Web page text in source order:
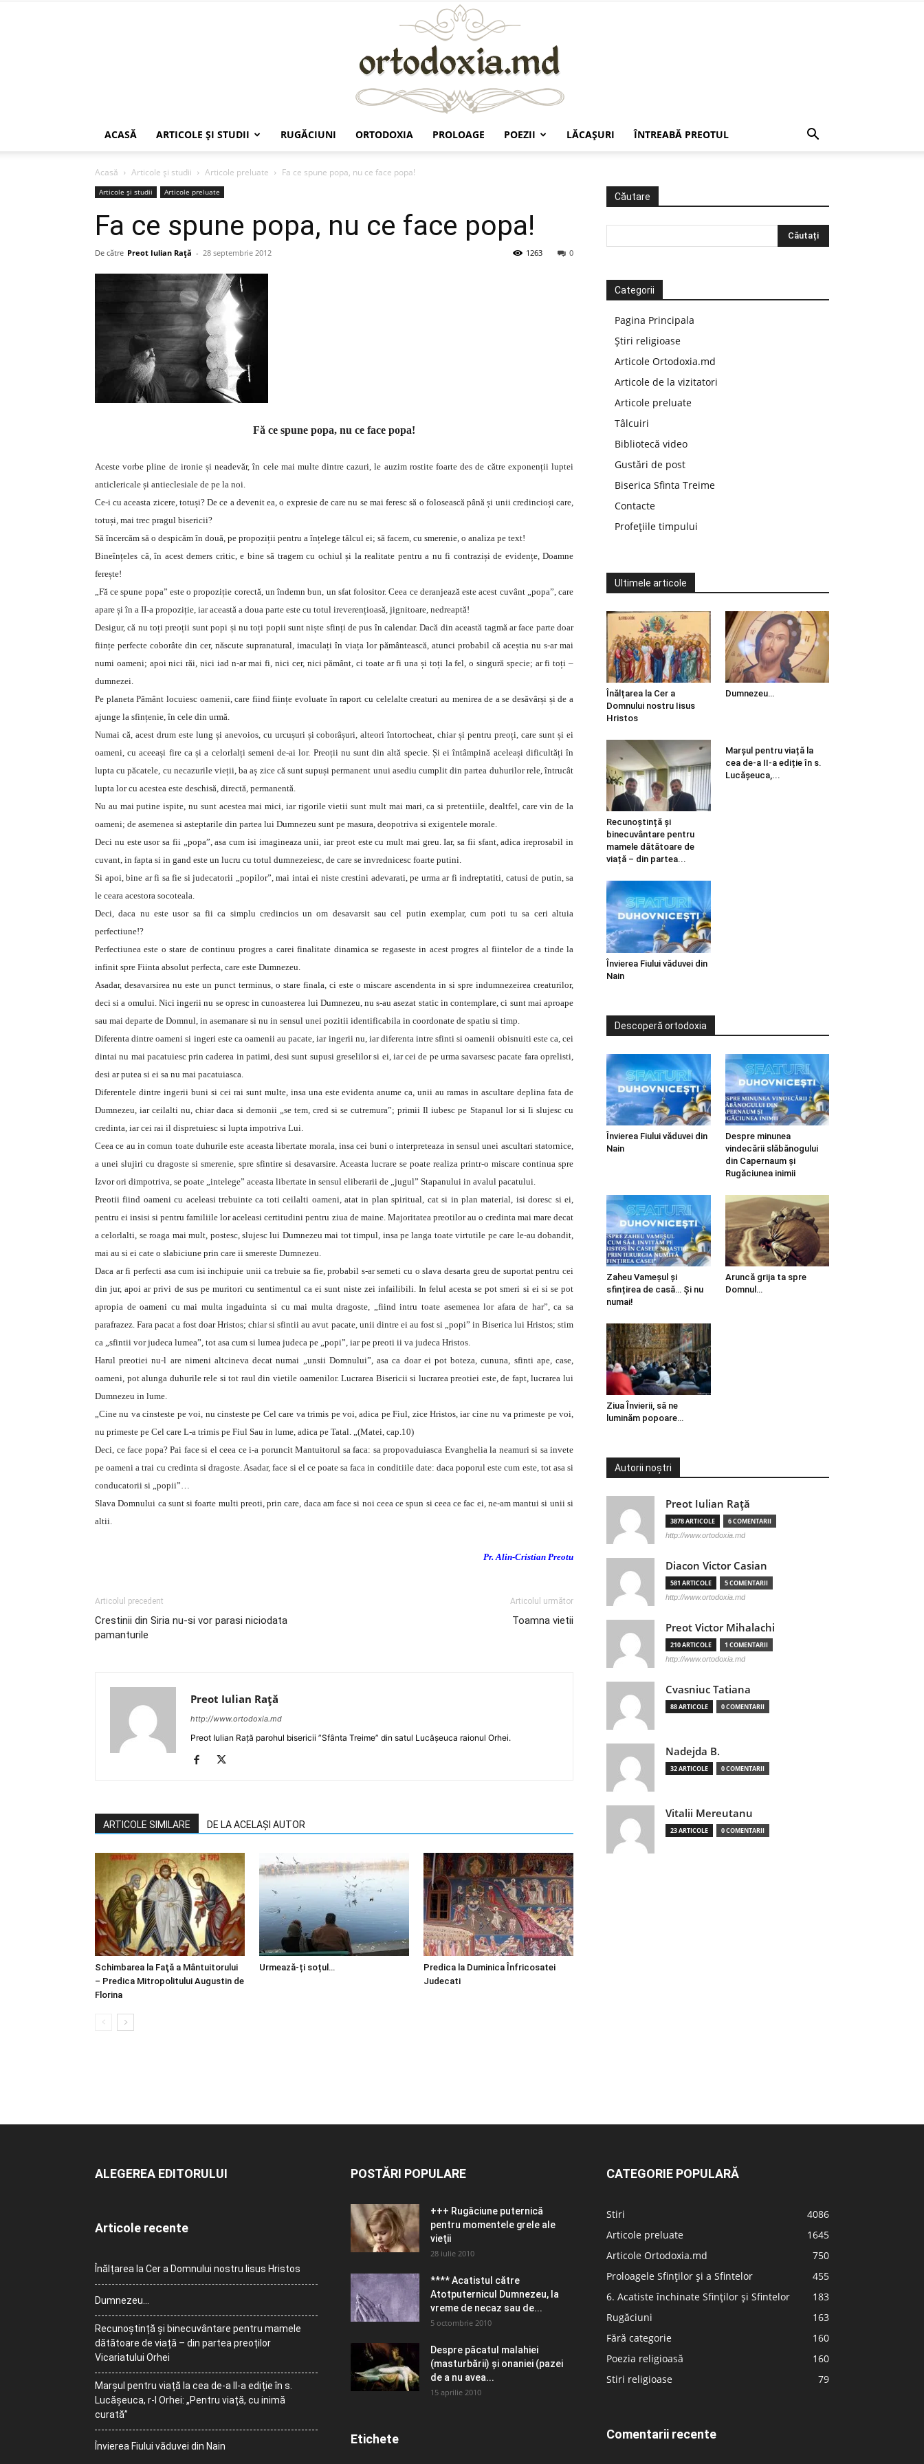
ACASĂ ARTICOLE ŞI STUDII RUGĂCIUNI ORTODOXIA PROLOAGE POEZII LĂCAŞURI ÎNTREABĂ PREOTUL
Acasă Articole şi studii Articole preluate Fa ce spune popa, nu ce face popa!
Articole şi studii Articole preluate
Fa ce spune popa, nu ce face popa!
De către Preot Iulian Raţă - 28 septembrie 2012 0
1263
Fă ce spune popa, nu ce face popa!
Aceste vorbe pline de ironie și neadevăr, în cele mai multe dintre cazuri, le auzim rostite foarte des de către exponenții luptei
anticlericale și antieclesiale de pe la noi.
Ce-i cu aceasta zicere, totuși? De ce a devenit ea, o expresie de care nu se mai feresc să o folosească până și unii credincioși care,
totuși, mai trec pragul bisericii?
Să încercăm să o despicăm în două, pe propoziții pentru a înțelege tâlcul ei; să facem, cu smerenie, o analiza pe text!
Bineînțeles că, în acest demers critic, e bine să tragem cu ochiul și la realitate pentru a nu fi contraziși de evidențe, Doamne
ferește!
„Fă ce spune popa” este o propoziție corectă, un îndemn bun, un sfat folositor. Ceea ce deranjează este acest cuvânt „popa”, care
apare și în a II-a propoziție, iar această a doua parte este cu totul ireverențioasă, jignitoare, nedreaptă!
Desigur, că nu toți preoții sunt popi și nu toți popii sunt niște sfinți de pus în calendar. Dacă din această tagmă ar face parte doar
ființe perfecte coborâte din cer, născute supranatural, imaculați în viața lor pământească, atunci probabil că aceștia nu s-ar mai
numi oameni; apoi nici răi, nici iad n-ar mai fi, nici cer, nici pământ, ci toate ar fi una și toți la fel, o singură specie; ar fi toți –
dumnezei.
Pe planeta Pământ locuiesc oamenii, care fiind ființe evoluate în raport cu celelalte creaturi au menirea de a se desăvârși și de a
ajunge la sfințenie, în cele din urmă.
Numai că, acest drum este lung și anevoios, cu urcușuri și coborâșuri, alteori întortocheat, chiar și pentru preoți, care sunt și ei
oameni, cu aceeași fire ca și a celorlalți semeni de-ai lor. Preoții nu sunt din altă specie. Și ei întâmpină aceleași dificultăți în
lupta cu păcatele, cu necazurile vieții, ba aș zice că sunt supuși permanent unui asediu cumplit din partea duhurilor rele, întrucât
lupta lor cu acestea este deschisă, directă, permanentă.
Nu au mai putine ispite, nu sunt acestea mai mici, iar rigorile vietii sunt mult mai mari, ca si pretentiile, dealtfel, care vin de la
oameni; de asemenea si asteptarile din partea lui Dumnezeu sunt pe masura, deopotriva si exigentele morale.
Deci nu este usor sa fii „popa”, asa cum isi imagineaza unii, iar preot este cu mult mai greu. Iar, sa fii sfant, adica ireprosabil in
cuvant, in fapta si in gand este un lucru cu totul dumnezeiesc, de care se invrednicesc foarte putini.
Si apoi, bine ar fi sa fie si judecatorii „popilor”, mai intai ei niste crestini adevarati, pe urma ar fi indreptatiti, catusi de putin, sa
le ceara acestora socoteala.
Deci, daca nu este usor sa fii ca simplu credincios un om desavarsit sau cel putin exemplar, cum poti tu sa ceri altuia
perfectiune!?
Perfectiunea este o stare de continuu progres a carei finalitate dinamica se regaseste in acest progres al fiintelor de a tinde la
infinit spre Fiinta absolut perfecta, care este Dumnezeu.
Asadar, desavarsirea nu este un punct terminus, o stare finala, ci este o miscare ascendenta in si spre indumnezeirea creaturilor,
deci si a omului. Nici ingerii nu se opresc in cunoasterea lui Dumnezeu, nu s-au asezat static in contemplare, ci sunt mai aproape
sau mai departe de Domnul, in asemanare si nu in sensul unei pozitii identificabila in coordonate de spatiu si timp.
Diferenta dintre oameni si ingeri este ca oamenii au pacate, iar ingerii nu, iar diferenta intre sfinti si oamenii obisnuiti este ca, cei
dintai nu mai pacatuiesc prin caderea in patimi, desi sunt supusi greselilor si ei, iar cei de pe urma savarsesc pacate fara oprelisti,
desi ar putea si ei sa nu mai pacatuiasca.
Diferentele dintre ingerii buni si cei rai sunt multe, insa una este evidenta anume ca, unii au ramas in ascultare deplina fata de
Dumnezeu, iar ceilalti nu, chiar daca si demonii „se tem, cred si se cutremura”; primii Il iubesc pe Stapanul lor si Ii slujesc cu
credinta, iar cei rai il dispretuiesc si lupta impotriva Lui.
Ceea ce au in comun toate duhurile este aceasta libertate morala, insa cei buni o interpreteaza in sensul unei ascultari statornice,
a unei slujiri cu dragoste si smerenie, spre sfintire si desavarsire. Aceasta lucrare se poate realiza printr-o miscare continua spre
Izvor ori dimpotriva, se poate „intelege” aceasta libertate in sensul eliberarii de „jugul” Stapanului in avalul pacatului.
Preotii fiind oameni cu aceleasi trebuinte ca toti ceilalti oameni, atat in plan spiritual, cat si in plan material, isi doresc si ei,
pentru ei insisi si pentru familiile lor aceleasi certitudini pentru ziua de maine. Majoritatea preotilor au o credinta mai mare decat
a celorlalti, se roaga mai mult, postesc, slujesc lui Dumnezeu mai tot timpul, insa pe langa toate virtutile pe care le-au dobandit,
mai au si ei cate o slabiciune prin care ii smereste Dumnezeu.
Daca ar fi perfecti asa cum isi inchipuie unii ca trebuie sa fie, probabil s-ar semeti cu o slava desarta greu de suportat pentru cei
din jur, apoi ar privi de sus pe muritori cu sentimentul ca ei sunt niste zei infailibili. In felul acesta se pot smeri si ei si se pot
apropia de oameni cu mai multa ingaduinta si cu mai multa dragoste, „fiind intru toate asemenea lor afara de har”, ca sa
parafrazez. Fara pacat a fost doar Hristos; chiar si sfintii au avut pacate, unii dintre ei au fost si „popi” in Biserica lui Hristos; stim
ca „sfintii vor judeca lumea”, tot asa cum si lumea judeca pe „popi”, iar pe preoti ii va judeca Hristos.
Harul preotiei nu-l are nimeni altcineva decat numai „unsii Domnului”, asa ca doar ei pot boteza, cununa, sfinti ape, case,
oameni, pot alunga duhurile rele si tot raul din vietile oamenilor. Lucrarea Bisericii si lucrarea preotiei este, de fapt, lucrarea lui
Dumnezeu in lume.
„Cine nu va cinsteste pe voi, nu cinsteste pe Cel care va trimis pe voi, adica pe Fiul, zice Hristos, iar cine nu va primeste pe voi,
nu primeste pe Cel care L-a trimis pe Fiul Sau in lume, adica pe Tatal. „(Matei, cap.10)
Deci, ce face popa? Pai face si el ceea ce i-a poruncit Mantuitorul sa faca: sa propovaduiasca Evanghelia la neamuri si sa invete
pe oameni a trai cu credinta si dragoste. Asadar, face si el ce poate sa faca in conditiile date: daca poporul este cum este, tot asa si
conducatorii si „popii”…
Slava Domnului ca sunt si foarte multi preoti, prin care, daca am face si noi ceea ce spun si ceea ce fac ei, ne-am mantui si unii si
altii.
Pr. Alin-Cristian Preotu
Articolul precedent
Crestinii din Siria nu-si vor parasi niciodata
pamanturile
Articolul următor
Toamna vietii
Preot Iulian Raţă
http://www.ortodoxia.md
Preot Iulian Rață parohul bisericii ”Sfânta Treime” din satul Lucășeuca raionul Orhei.
ARTICOLE SIMILARE DE LA ACELAȘI AUTOR
Schimbarea la Faţă a Mântuitorului
– Predica Mitropolitului Augustin de
Florina
Urmează-ți soțul…
Predica la Duminica Înfricosatei
Judecati
Căutare
Categorii
Pagina Principala
Știri religioase
Articole Ortodoxia.md
Articole de la vizitatori
Articole preluate
Tâlcuiri
Bibliotecă video
Gustări de post
Biserica Sfinta Treime
Contacte
Profețiile timpului
Ultimele articole
Înălțarea la Cer a
Domnului nostru Iisus
Hristos
Dumnezeu…
Recunoștință și
binecuvântare pentru
mamele dătătoare de
viață – din partea...
Marșul pentru viață la
cea de-a II-a ediție în s.
Lucășeuca,...
Învierea Fiului văduvei din
Nain
Descoperă ortodoxia
Învierea Fiului văduvei din
Nain
Despre minunea
vindecării slăbănogului
din Capernaum și
Rugăciunea inimii
Zaheu Vameșul și
sfințirea de casă… Și nu
numai!
Aruncă grija ta spre
Domnul…
Ziua Învierii, să ne
luminăm popoare…
Autorii noștri
Preot Iulian Raţă
3878 ARTICOLE 6 COMENTARII
http://www.ortodoxia.md
Diacon Victor Casian
581 ARTICOLE 5 COMENTARII
http://www.ortodoxia.md
Preot Victor Mihalachi
210 ARTICOLE 1 COMENTARII
http://www.ortodoxia.md
Cvasniuc Tatiana
88 ARTICOLE 0 COMENTARII
Nadejda B.
32 ARTICOLE 0 COMENTARII
Vitalii Mereutanu
23 ARTICOLE 0 COMENTARII
ALEGEREA EDITORULUI
Articole recente
Înălțarea la Cer a Domnului nostru Iisus Hristos
Dumnezeu…
Recunoștință și binecuvântare pentru mamele
dătătoare de viață – din partea preoților
Vicariatului Orhei
Marșul pentru viață la cea de-a II-a ediție în s.
Lucășeuca, r-l Orhei: „Pentru viață, cu inimă
curată”
Învierea Fiului văduvei din Nain
POSTĂRI POPULARE
+++ Rugăciune puternică
pentru momentele grele ale
vieţii
28 iulie 2010
**** Acatistul către
Atotputernicul Dumnezeu, la
vreme de necaz sau de...
5 octombrie 2010
Despre păcatul malahiei
(masturbării) şi onaniei (pazei
de a nu avea...
15 aprilie 2010
Etichete
CATEGORIE POPULARĂ
Stiri
4086
Articole preluate
1645
Articole Ortodoxia.md
750
Proloagele Sfinților și a Sfintelor
455
6. Acatiste închinate Sfinților și Sfintelor
183
Rugăciuni
163
Fără categorie
160
Poezia religioasă
160
Stiri religioase
79
Comentarii recente